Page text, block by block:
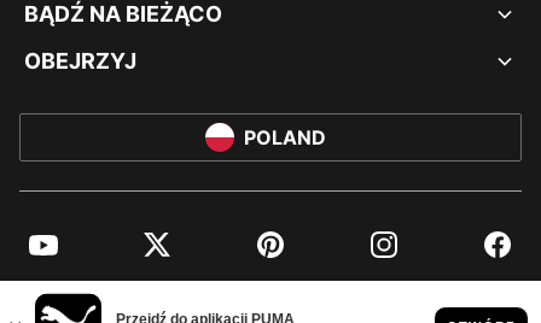
BĄDŹ NA BIEŻĄCO
OBEJRZYJ
POLAND
YouTube Twitter Pinterest Instagram
© PUMA EUROPE GMBH, 2026. WSZYSTKIE PRAWA ZASTRZEŻONE